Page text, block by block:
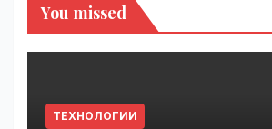
You missed
ТЕХНОЛОГИИ